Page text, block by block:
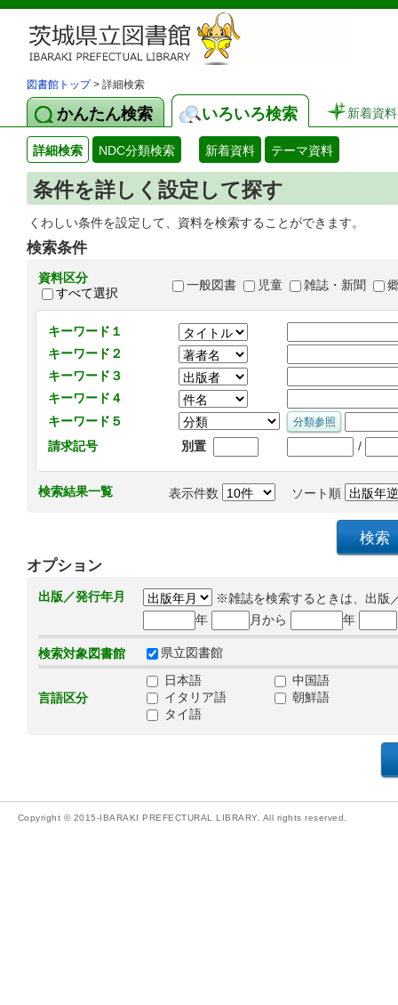
図書館トップ> 詳細検索
かんたん検索 いろいろ検索 新着資料
詳細検索 NDC分類検索 新着資料 テーマ資料
条件を詳しく設定して探す
くわしい条件を設定して、資料を検索することができます。
検索条件
資料区分
すべて選択
一般図書 児童 雑誌・新聞
キーワード１
キーワード２
キーワード３
キーワード４
キーワード５
請求記号
別置 /
検索結果一覧 表示件数 ソート順
オプション
出版／発行年月
※雑誌を検索するときは、出版
年
月から 年
検索対象図書館 県立図書館
言語区分
日本語
中国語
イタリア語
朝鮮語
タイ語
Copyright © 2015-IBARAKI PREFECTURAL LIBRARY. All rights reserved.